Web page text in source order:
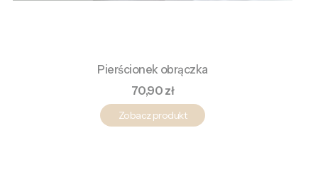
Pierścionek obrączka
Cena
70,90 zł
Zobacz produkt